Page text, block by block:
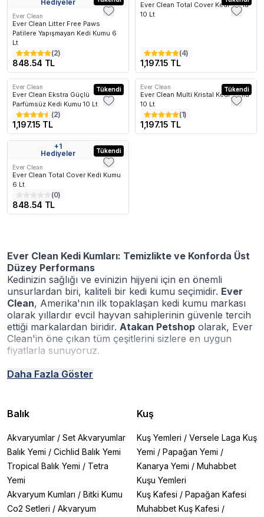
Hediyeler
Ever Clean
Ever Clean Litter Free Paws
Patilere Yapışmayan Kedi Kumu 6
Lt
(2)
848.54 TL
Ever Clean Total Cover Kedi Kumu
10 Lt
(4)
1,197.15 TL
Kargo Bedava Tükendi
Ever Clean
Ever Clean Ekstra Güçlü
Parfümsüz Kedi Kumu 10 Lt
(2)
1,197.15 TL
Kargo Bedava
En Çok Favorilenen En Çok
Tükendi
Ever Clean
Ever Clean Multi Kristal Kedi Kumu
10 Lt
(1)
1,197.15 TL
Kargo Bedava Tükendi
+1
Hediyeler
Ever Clean
Ever Clean Total Cover Kedi Kumu
6 Lt
(0)
848.54 TL
Ever Clean Kedi Kumları: Temizlikte ve Konforda Üst
Düzey Performans
Kedinizin sağlığı ve evinizin hijyeni için en önemli
unsurlardan biri, kaliteli bir kedi kumu seçimidir. Ever
Clean, Amerika'nın ilk topaklaşan kedi kumu markası
olarak yıllardır evcil hayvan sahiplerinin güvenle tercih
ettiği markalardan biridir. Atakan Petshop olarak, Ever
Clean'in öne çıkan tüm çeşitlerini sizlere en uygun
fiyatlarla sunuyoruz.
Neden Ever Clean Kedi Kumu?
Ürünlerin temel avantajları:
Aktif karbon teknolojisiyle kötü kokuları anında
hapseder.
Yüksek topaklanma gücü
sayesinde temizliği
kolaylaştırır.
Toz yapmaz, %99 tozsuz formülüyle kedinizin
sağlığını korur.
Lavanta, okyanus esintisi ve kokusuz seçenekleriile
hem hassas kedilere hem de koku tercihlerinize
Daha Fazla Göster
Balık
Akvaryumlar / Set Akvaryumlar
Balık Yemi / Cichlid Balık Yemi
Tropical Balık Yemi / Tetra
Yemi
Akvaryum Kumları / Bitki Kumu
Co2 Setleri / Akvaryum
Kuş
Kuş Yemleri / Versele Laga Kuş
Yemi / Papağan Yemi /
Kanarya Yemi / Muhabbet
Kuşu Yemleri
Kuş Kafesi / Papağan Kafesi
Muhabbet Kuş Kafesi /